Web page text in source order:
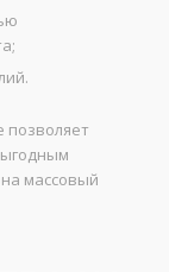
позволяет
массовый